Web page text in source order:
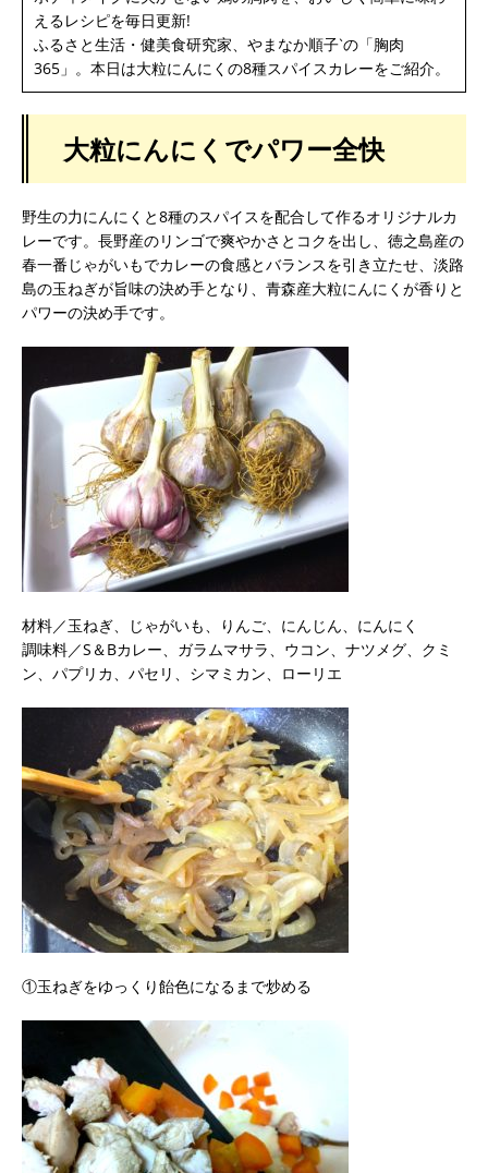
えるレシピを毎日更新!
ふるさと生活・健美食研究家、やまなか順子‵の「胸肉
365」。本日は大粒にんにくの8種スパイスカレーをご紹介。
大粒にんにくでパワー全快
野生の力にんにくと8種のスパイスを配合して作るオリジナルカ
レーです。長野産のリンゴで爽やかさとコクを出し、徳之島産の
春一番じゃがいもでカレーの食感とバランスを引き立たせ、淡路
島の玉ねぎが旨味の決め手となり、青森産大粒にんにくが香りと
パワーの決め手です。
材料／玉ねぎ、じゃがいも、りんご、にんじん、にんにく
調味料／S＆Bカレー、ガラムマサラ、ウコン、ナツメグ、クミ
ン、パプリカ、パセリ、シマミカン、ローリエ
①玉ねぎをゆっくり飴色になるまで炒める